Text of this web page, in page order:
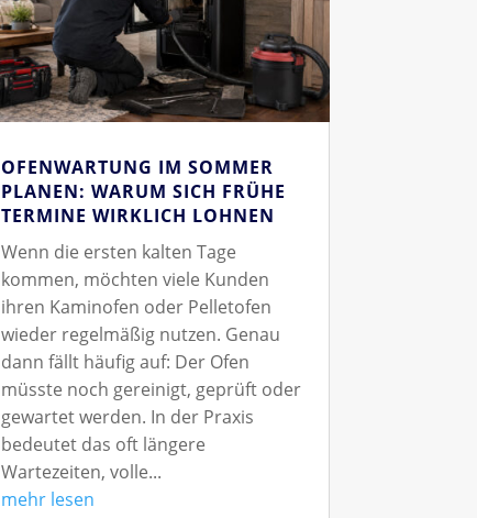
OFENWARTUNG IM SOMMER
PLANEN: WARUM SICH FRÜHE
TERMINE WIRKLICH LOHNEN
Wenn die ersten kalten Tage
kommen, möchten viele Kunden
ihren Kaminofen oder Pelletofen
wieder regelmäßig nutzen. Genau
dann fällt häufig auf: Der Ofen
müsste noch gereinigt, geprüft oder
gewartet werden. In der Praxis
bedeutet das oft längere
Wartezeiten, volle...
mehr lesen